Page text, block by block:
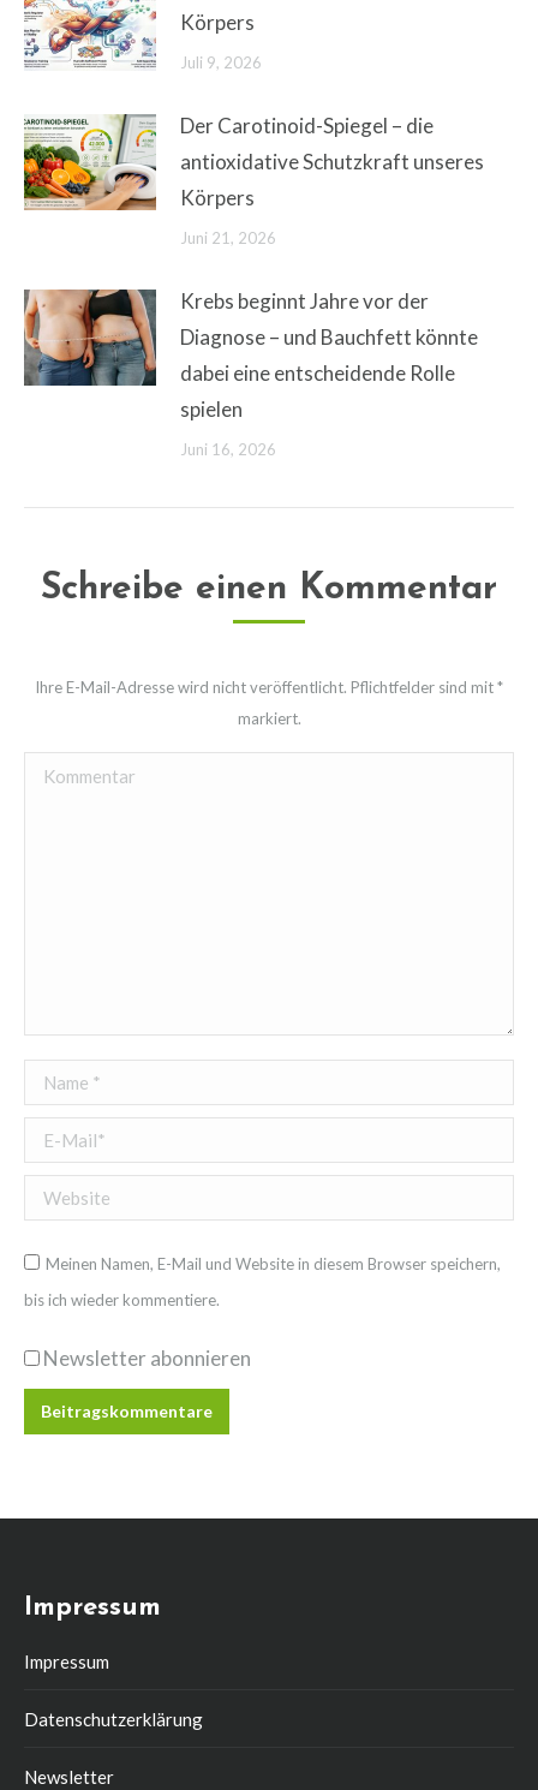
Körpers
Juli 9, 2026
Der Carotinoid-Spiegel – die
antioxidative Schutzkraft unseres
Körpers
Juni 21, 2026
Krebs beginnt Jahre vor der
Diagnose – und Bauchfett könnte
dabei eine entscheidende Rolle
spielen
Juni 16, 2026
Schreibe einen Kommentar
Ihre E-Mail-Adresse wird nicht veröffentlicht. Pflichtfelder sind mit*
markiert.
Kommentar
Name *
E-Mail *
Website
Meinen Namen, E-Mail und Website in diesem Browser speichern,
bis ich wieder kommentiere.
Newsletter abonnieren
Beitragskommentare
Impressum
Impressum
Datenschutzerklärung
Newsletter